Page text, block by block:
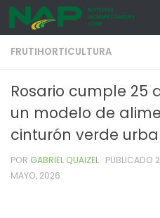
Skip to content
FRUTIHORTICULTURA
Rosario cumple 25
un modelo de
cinturón verde
POR GABRIEL QUAIZEL · PUBLICADO
MAYO, 2026